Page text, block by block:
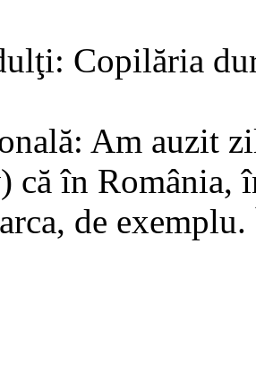
Copilăria
Am auzit
că în România,
de